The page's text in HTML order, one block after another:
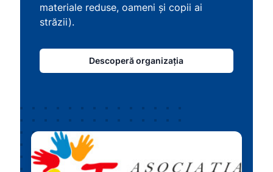
materiale reduse, oameni și copii ai
străzii).
Descoperă organizația